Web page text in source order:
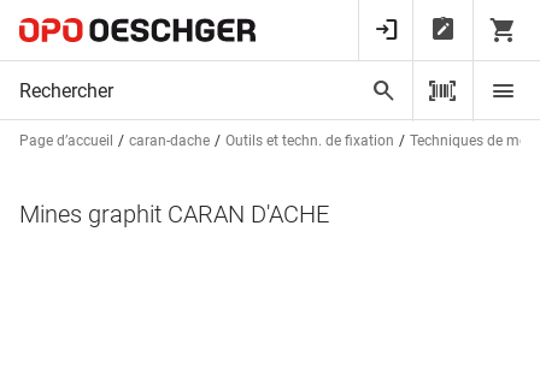
Page d’accueil caran-dache Outils et techn. de fixation Techniques de
Mines graphit CARAN D'ACHE